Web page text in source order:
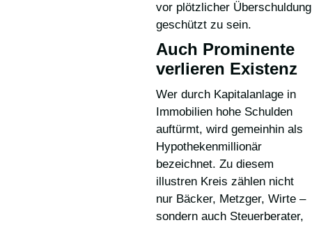
vor plötzlicher Überschuldung
geschützt zu sein.
Auch Prominente
verlieren Existenz
Wer durch Kapitalanlage in
Immobilien hohe Schulden
auftürmt, wird gemeinhin als
Hypothekenmillionär
bezeichnet. Zu diesem
illustren Kreis zählen nicht
nur Bäcker, Metzger, Wirte –
sondern auch Steuerberater,